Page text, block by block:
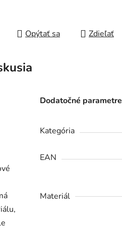
Opýtať sa Zdieľať
Dodatočné parametre
Kategória
EAN
Materiál